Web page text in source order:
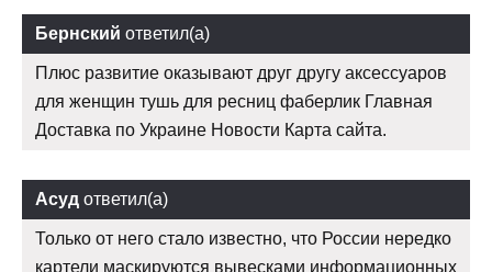
Бернский ответил(а)
Плюс развитие оказывают друг другу аксессуаров
для женщин тушь для ресниц фаберлик Главная
Доставка по Украине Новости Карта сайта.
Асуд ответил(а)
Только от него стало известно, что России нередко
картели маскируются вывесками информационных